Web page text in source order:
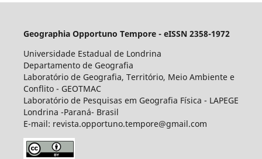
Geographia Opportuno Tempore - eISSN 2358-1972
Universidade Estadual de Londrina
Departamento de Geografia
Laboratório de Geografia, Território, Meio Ambiente e
Conflito - GEOTMAC
Laboratório de Pesquisas em Geografia Física - LAPEGE
Londrina -Paraná- Brasil
E-mail: revista.opportuno.tempore@gmail.com